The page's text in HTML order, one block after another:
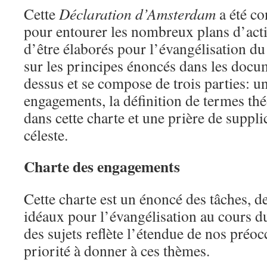
CetteDéclaration d’Amsterdam a été
pour entourer les nombreux plans
d’être élaborés pour l’évangélisation
sur les principes énoncés dans les
dessus et se compose de trois parties:
engagements, la définition de termes
dans cette charte et une prière de
céleste.
Charte des engagements
Cette charte est un énoncé des tâches,
idéaux pour l’évangélisation au cours
des sujets reflète l’étendue de nos
priorité à donner à ces thèmes.